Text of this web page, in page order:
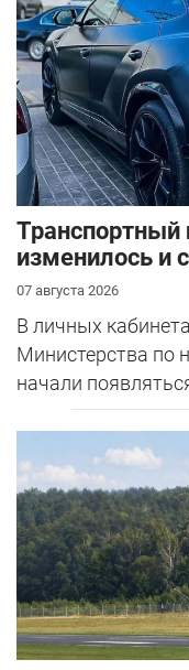
Транспортный
изменилось и
07 августа 2026
В личных
Министерства по
начали